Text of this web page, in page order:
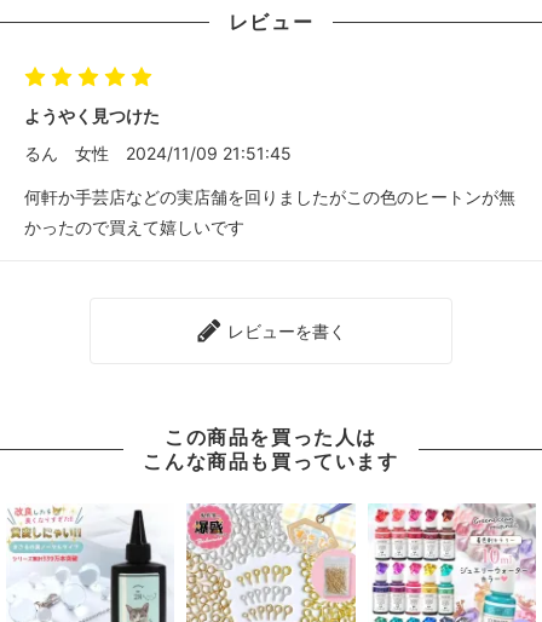
レビュー
ようやく見つけた
るん
女性 2024/11/09 21:51:45
何軒か手芸店などの実店舗を回りましたがこの色のヒートンが無
かったので買えて嬉しいです
レビューを書く
この商品を買った人は
こんな商品も買っています